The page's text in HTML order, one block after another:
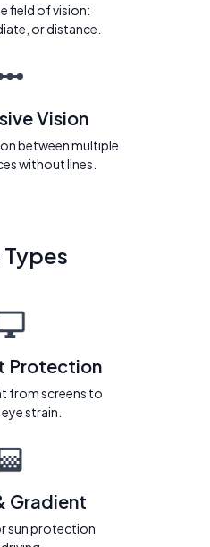
field of vision:
or distance.
Vision
between multiple
without lines.
Types
Protection
from screens to
strain.
Gradient
sun protection